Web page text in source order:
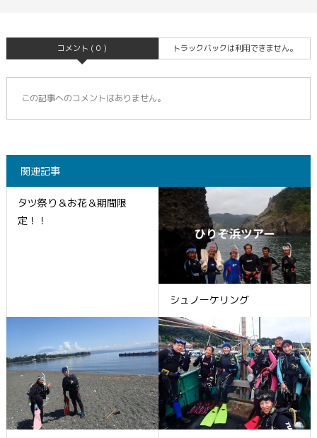
コメント ( 0 ) トラックバックは利用できません。
この記事へのコメントはありません。
関連記事
タツ祭り＆お花＆期間限
定！！
シュノーケリング